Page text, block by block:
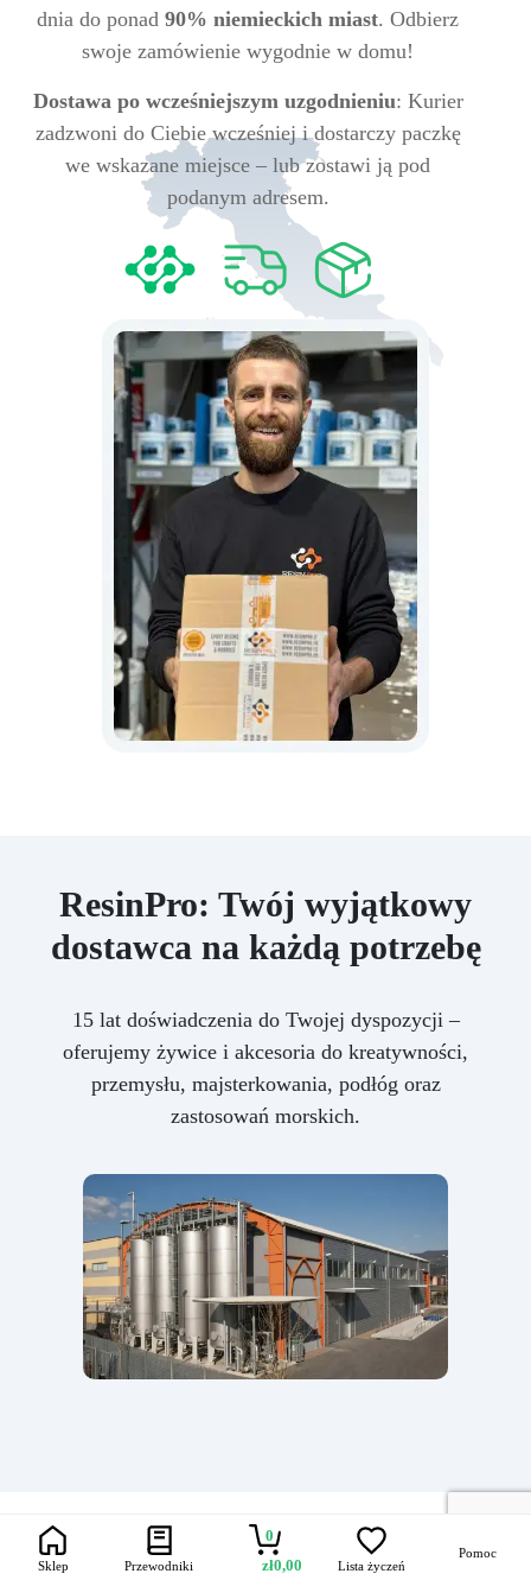
dnia do ponad 90% niemieckich miast. Odbierz
swoje zamówienie wygodnie w domu!
Dostawa po wcześniejszym uzgodnieniu: Kurier
zadzwoni do Ciebie wcześniej i dostarczy paczkę
we wskazane miejsce – lub zostawi ją pod
podanym adresem.
ResinPro: Twój wyjątkowy
dostawca na każdą potrzebę
15 lat doświadczenia do Twojej dyspozycji –
oferujemy żywice i akcesoria do kreatywności,
przemysłu, majsterkowania, podłóg oraz
zastosowań morskich.
Jak dbać o płytki: porady i Pielęgnacja i konserwacja Czyszczenie płytek żywicą
Sklep Przewodniki
0
zł0,00 Lista życzeń
Pomoc